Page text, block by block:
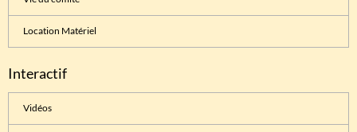
Location Matériel
Interactif
Vidéos